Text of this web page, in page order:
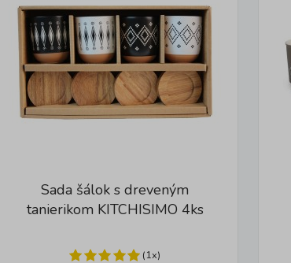
Sada šálok s dreveným
tanierikom KITCHISIMO 4ks
(1x)